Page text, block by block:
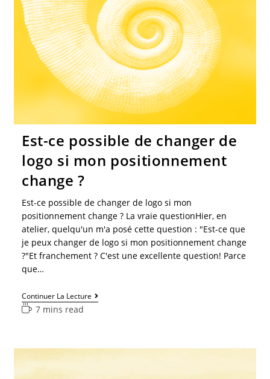
Est-ce possible de changer de
logo si mon positionnement
change ?
Est-ce possible de changer de logo si mon
positionnement change ? La vraie questionHier, en
atelier, quelqu'un m'a posé cette question : "Est-ce que
je peux changer de logo si mon positionnement change
?"Et franchement ? C'est une excellente question! Parce
que…
Continuer La Lecture
7 mins read